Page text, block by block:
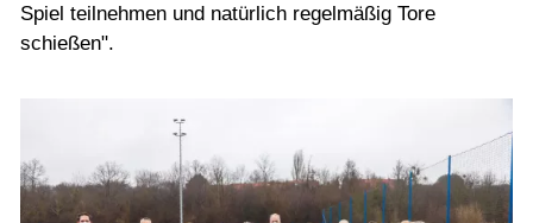
Spiel teilnehmen und natürlich regelmäßig Tore
schießen".